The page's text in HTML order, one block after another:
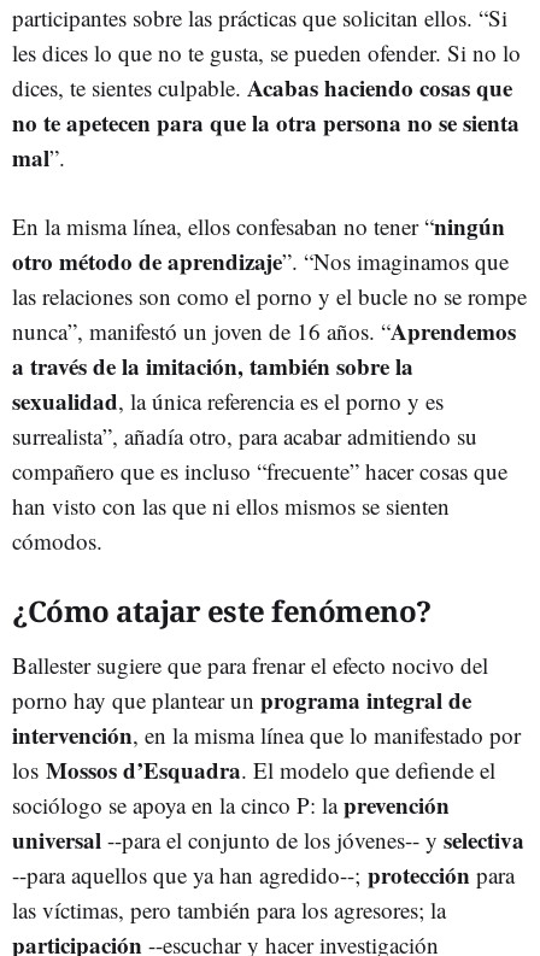
participantes sobre las prácticas que solicitan ellos. “Si
les dices lo que no te gusta, se pueden ofender. Si no lo
dices, te sientes culpable. Acabas haciendo cosas que
no te apetecen para que la otra persona no se sienta
mal”.
En la misma línea, ellos confesaban no tener “ningún
otro método de aprendizaje”. “Nos imaginamos que
las relaciones son como el porno y el bucle no se rompe
nunca”, manifestó un joven de 16 años. “Aprendemos
a través de la imitación, también sobre la
sexualidad, la única referencia es el porno y es
surrealista”, añadía otro, para acabar admitiendo su
compañero que es incluso “frecuente” hacer cosas que
han visto con las que ni ellos mismos se sienten
cómodos.
¿Cómo atajar este fenómeno?
Ballester sugiere que para frenar el efecto nocivo del
porno hay que plantear un programa integral de
intervención, en la misma línea que lo manifestado por
los Mossos d’Esquadra. El modelo que defiende el
sociólogo se apoya en la cinco P: laprevención
universal --para el conjunto de los jóvenes-- y selectiva
--para aquellos que ya han agredido--; protección para
las víctimas, pero también para los agresores; la
participación --escuchar y hacer investigación